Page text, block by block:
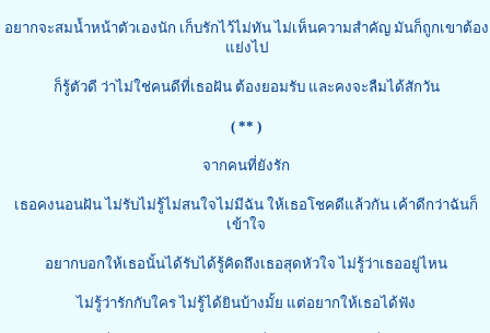
อยากจะสมน้ำหน้าตัวเองนัก เก็บรักไว้ไม่ทัน ไม่เห็นความสำคัญ มันก็ถูกเขาต้อง
แย่งไป
ก็รู้ตัวดี ว่าไม่ใช่คนดีที่เธอฝัน ต้องยอมรับ และคงจะลืมได้สักวัน
( ** )
จากคนที่ยังรัก
เธอคงนอนฝัน ไม่รับไม่รู้ไม่สนใจไม่มีฉัน ให้เธอโชคดีแล้วกัน เค้าดีกว่าฉันก็
เข้าใจ
อยากบอกให้เธอนั้นได้รับได้รู้คิดถึงเธอสุดหัวใจ ไม่รู้ว่าเธออยู่ไหน
ไม่รู้ว่ารักกับใคร ไม่รู้ได้ยินบ้างมั้ย แต่อยากให้เธอได้ฟัง